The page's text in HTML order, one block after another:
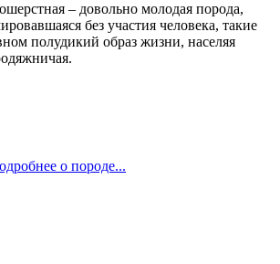
– довольно молодая порода,
без участия человека, такие
полудикий образ жизни, населяя
о породе...